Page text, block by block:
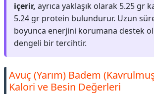
içerir, ayrıca yaklaşık olarak 5.25 gr
5.24 gr protein bulundurur. Uzun
boyunca enerjini korumana destek
dengeli bir tercihtir.
Avuç (Yarım) Badem
Kalori ve Besin Değerleri